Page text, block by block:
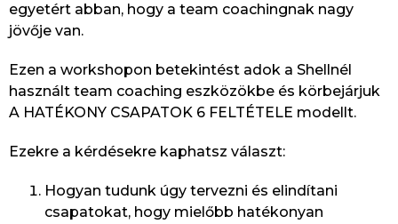
egyetért abban, hogy a team coachingnak nagy
jövője van.
Ezen a workshopon betekintést adok a Shellnél
használt team coaching eszközökbe és körbejárjuk
A HATÉKONY CSAPATOK 6 FELTÉTELE modellt.
Ezekre a kérdésekre kaphatsz választ:
Hogyan tudunk úgy tervezni és elindítani
csapatokat, hogy mielőbb hatékonyan